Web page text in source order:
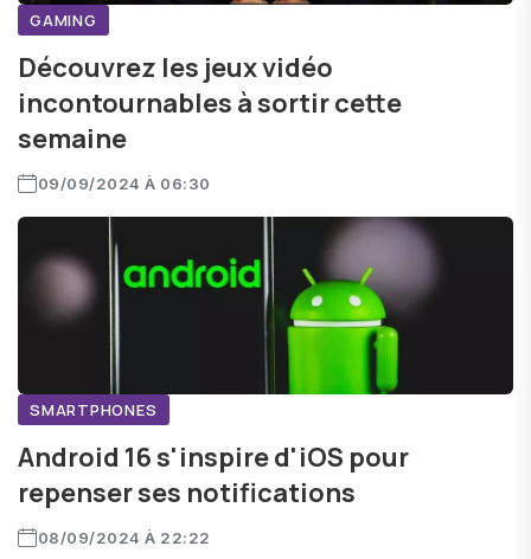
GAMING
Découvrez les jeux vidéo
incontournables à sortir cette
semaine
09/09/2024 À 06:30
SMARTPHONES
Android 16 s'inspire d'iOS pour
repenser ses notifications
08/09/2024 À 22:22